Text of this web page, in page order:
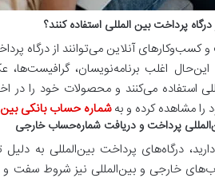
پرداخت بین المللی استفاده کنند؟
آنلاین می‌توانند از درگاه
اغلب برنامه‌نویسان، گرافیست‌ها،
استفاده می‌کنند و محصولات خود را در
را مشاهده کرده و بهشماره حساب بانکی بین
پرداخت و دریافت شماره‌حساب خارجی
درگاه‌های پرداخت بین‌المللی به
خارجی و بین‌المللی نیز شروط سفت